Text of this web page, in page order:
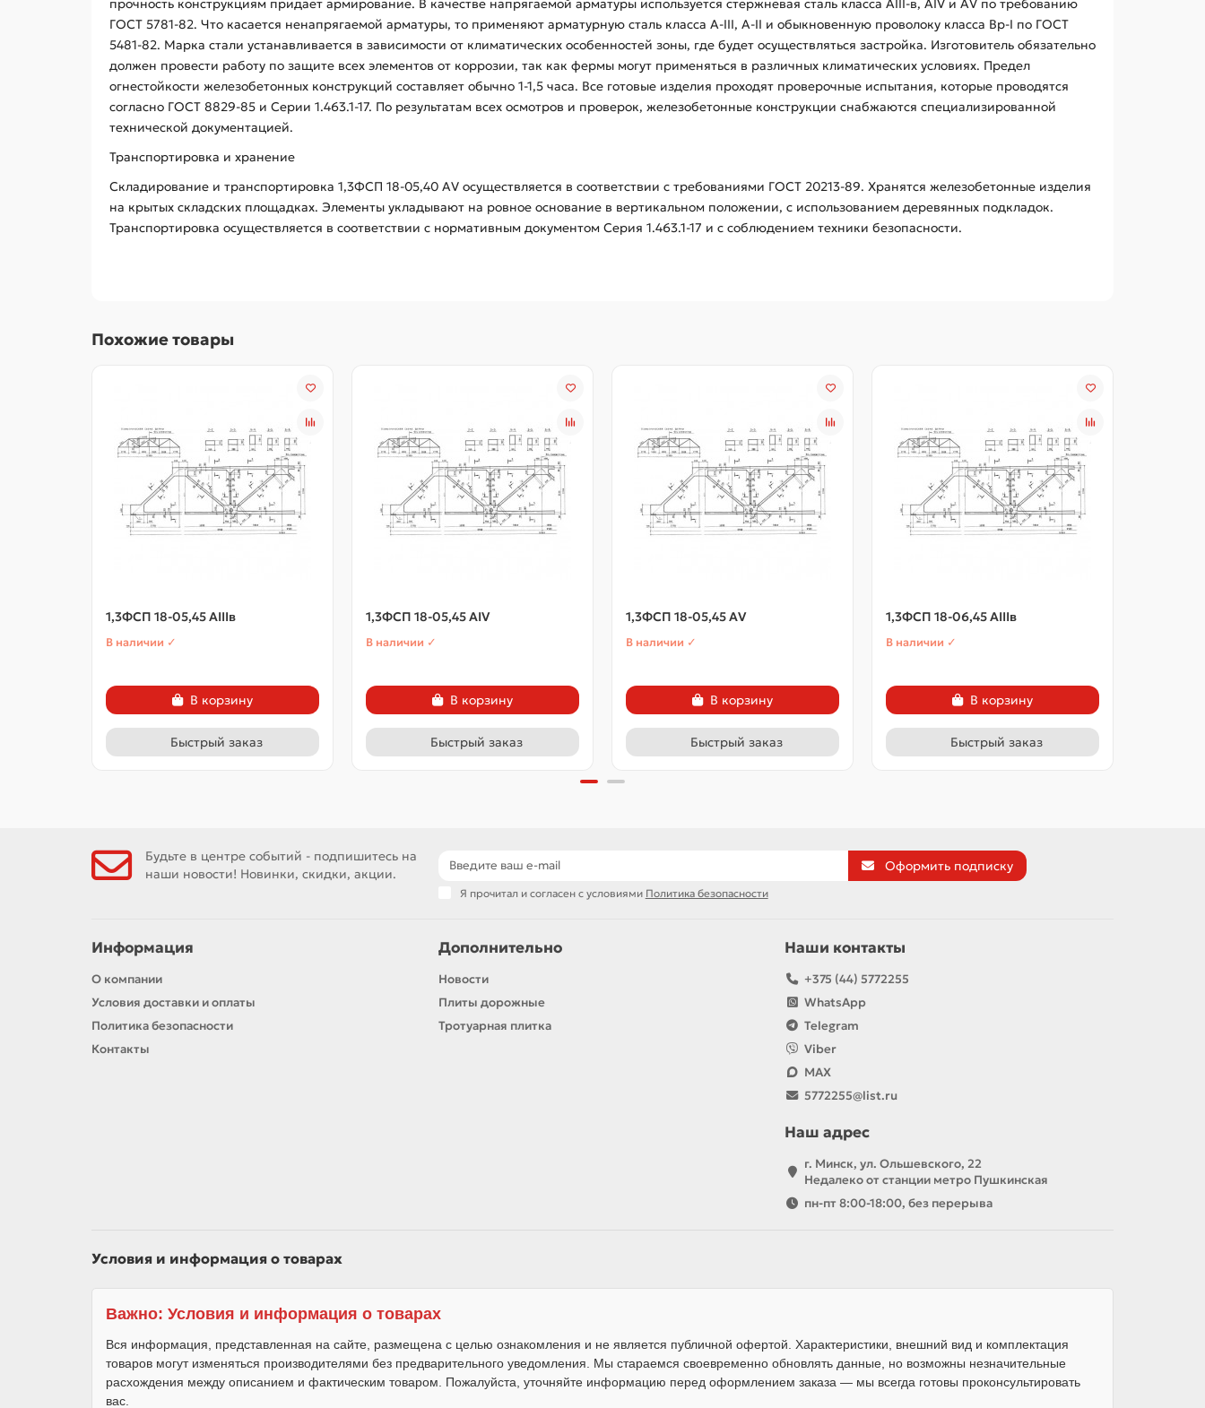
прочность конструкциям придает армирование. В качестве напрягаемой арматуры используется стержневая сталь класса AIII-в, AIV и AV по требованию
ГОСТ 5781-82. Что касается ненапрягаемой арматуры, то применяют арматурную сталь класса A-III, A-II и обыкновенную проволоку класса Bp-I по ГОСТ
5481-82. Марка стали устанавливается в зависимости от климатических особенностей зоны, где будет осуществляться застройка. Изготовитель обязательно
должен провести работу по защите всех элементов от коррозии, так как фермы могут применяться в различных климатических условиях. Предел
огнестойкости железобетонных конструкций составляет обычно 1-1,5 часа. Все готовые изделия проходят проверочные испытания, которые проводятся
согласно ГОСТ 8829-85 и Серии 1.463.1-17. По результатам всех осмотров и проверок, железобетонные конструкции снабжаются специализированной
технической документацией.
Транспортировка и хранение
Складирование и транспортировка 1,3ФСП 18-05,40 АV осуществляется в соответствии с требованиями ГОСТ 20213-89. Хранятся железобетонные изделия
на крытых складских площадках. Элементы укладывают на ровное основание в вертикальном положении, с использованием деревянных подкладок.
Транспортировка осуществляется в соответствии с нормативным документом Серия 1.463.1-17 и с соблюдением техники безопасности.
Похожие товары
1,3ФСП 18-05,45 АIIIв
В наличии ✓
В корзину
Быстрый заказ
1,3ФСП 18-05,45 АIV
В наличии ✓
В корзину
Быстрый заказ
1,3ФСП 18-05,45 АV
В наличии ✓
В корзину
Быстрый заказ
1,3ФСП 18-06,45 АIIIв
В наличии ✓
В корзину
Быстрый заказ
Будьте в центре событий - подпишитесь на
наши новости! Новинки, скидки, акции.
Оформить подписку
Я прочитал и согласен с условиями Политика безопасности
Информация
О компании
Условия доставки и оплаты
Политика безопасности
Контакты
Дополнительно
Новости
Плиты дорожные
Тротуарная плитка
Наши контакты
+375 (44) 5772255
WhatsApp
Telegram
Viber
MAX
5772255@list.ru
Наш адрес
г. Минск, ул. Ольшевского, 22
Недалеко от станции метро Пушкинская
пн-пт 8:00-18:00, без перерыва
Условия и информация о товарах
Важно: Условия и информация о товарах
Вся информация, представленная на сайте, размещена с целью ознакомления и не является публичной офертой. Характеристики, внешний вид и комплектация
товаров могут изменяться производителями без предварительного уведомления. Мы стараемся своевременно обновлять данные, но возможны незначительные
расхождения между описанием и фактическим товаром. Пожалуйста, уточняйте информацию перед оформлением заказа — мы всегда готовы проконсультировать
вас.